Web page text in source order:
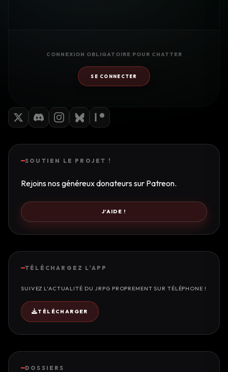
CONNEXION OBLIGATOIRE POUR CHATTER
SE CONNECTER
SOUTIEN LE PROJET !
Rejoins nos généreux donateurs sur Patreon.
J'AIDE !
TÉLÉCHARGEZ L'APP
SUIVEZ L'ACTUALITÉ DU JRPG PROPREMENT SUR TÉLÉPHONE !
TÉLÉCHARGER
DOSSIERS